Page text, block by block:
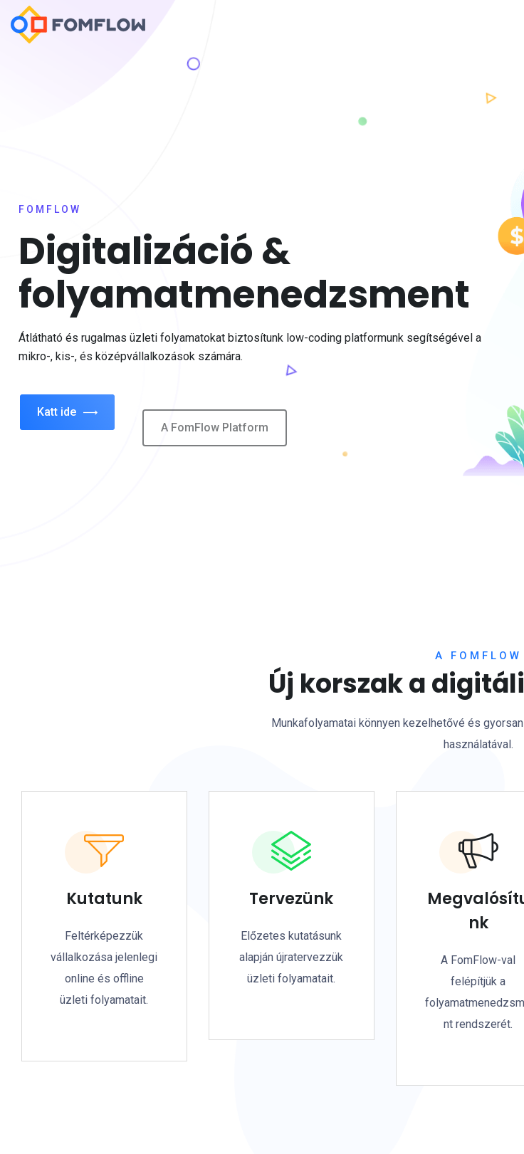
A FomFlow Platform
Katt ide
A FOMFLOW
Új korszak a
Munkafolyamatai könnyen kezelhetővé és
használatával.
Kutatunk
Feltérképezzük
vállalkozása jelenlegi
online és offline
üzleti folyamatait.
Tervezünk
Előzetes kutatásunk
alapján újratervezzük
üzleti folyamatait.
nk
A FomFlow-val
felépítjük a
nt rendszerét.